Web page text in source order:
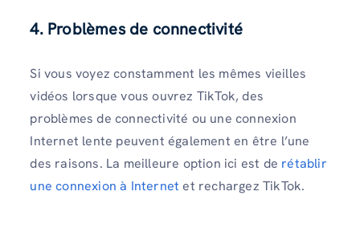
4. Problèmes de connectivité
Si vous voyez constamment les mêmes vieilles
vidéos lorsque vous ouvrez TikTok, des
problèmes de connectivité ou une connexion
Internet lente peuvent également en être l’une
des raisons. La meilleure option ici est de rétablir
une connexion à Internet et rechargez TikTok.